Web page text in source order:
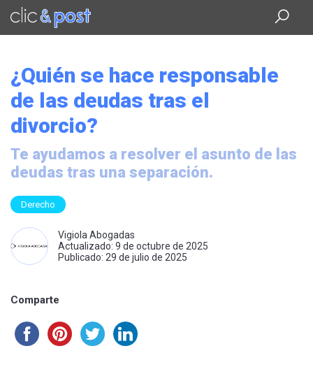
Saltar
contenido
¿Quién se hace responsable
de las deudas tras el
divorcio?
Te ayudamos a resolver el asunto de las
deudas tras una separación.
Derecho
Vigiola Abogadas
Actualizado: 9 de octubre de 2025
Publicado: 29 de julio de 2025
Comparte